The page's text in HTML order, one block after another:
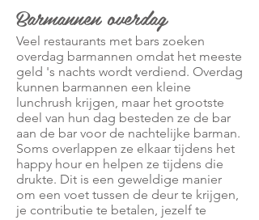
Barmannen overdag
Veel restaurants met bars zoeken
overdag barmannen omdat het meeste
geld 's nachts wordt verdiend. Overdag
kunnen barmannen een kleine
lunchrush krijgen, maar het grootste
deel van hun dag besteden ze de bar
aan de bar voor de nachtelijke barman.
Soms overlappen ze elkaar tijdens het
happy hour en helpen ze tijdens die
drukte. Dit is een geweldige manier
om een voet tussen de deur te krijgen,
je contributie te betalen, jezelf te